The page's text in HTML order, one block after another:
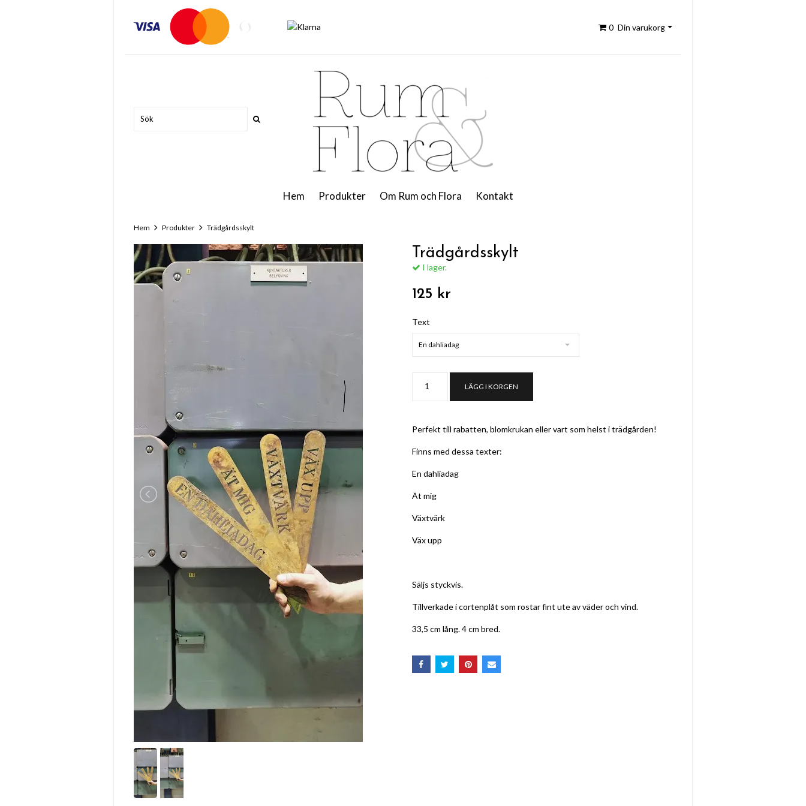
0 Din varukorg
Hem Produkter Om Rum och Flora Kontakt
Hem Produkter Trädgårdsskylt
Trädgårdsskylt
I lager.
125 kr
Text
En dahliadag
LÄGG I KORGEN
Perfekt till rabatten, blomkrukan eller vart som helst i trädgården!
Finns med dessa texter:
En dahliadag
Ät mig
Växtvärk
Väx upp
Säljs styckvis.
Tillverkade i cortenplåt som rostar fint ute av väder och vind.
33,5 cm lång. 4 cm bred.